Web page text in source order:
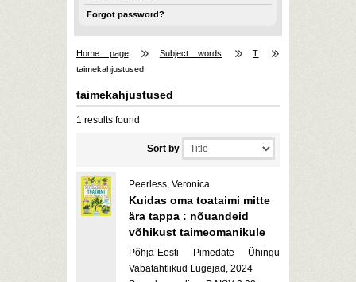
Forgot password?
Home page Subject words
T
taimekahjustused
taimekahjustused
1 results found
Sort by
Peerless, Veronica
Kuidas oma toataimi mitte
ära tappa : nõuandeid
võhikust taimeomanikule
Põhja-Eesti Pimedate Ühingu
Vabatahtlikud Lugejad, 2024